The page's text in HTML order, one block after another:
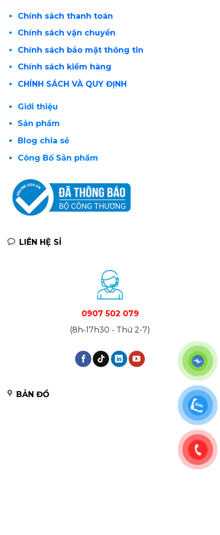
Chính sách thanh toán
Chính sách vận chuyển
Chính sách bảo mật thông tin
Chính sách kiểm hàng
CHÍNH SÁCH VÀ QUY ĐỊNH
Giới thiệu
Sản phẩm
Blog chia sẻ
Công Bố Sản phẩm
LIÊN HỆ SỈ
0907 502 079
(8h-17h30 - Thứ 2-7)
BẢN ĐỒ